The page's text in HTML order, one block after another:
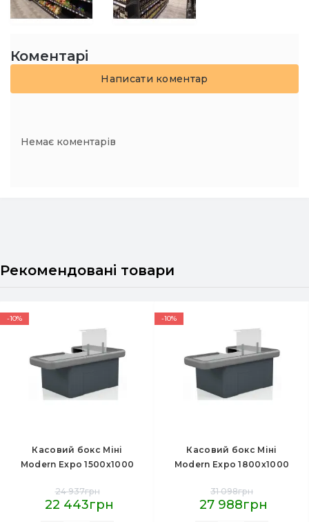
Коментарі
Написати коментар
Немає коментарів
Рекомендовані товари
-10%
Касовий бокс Міні
Modern Expo 1500х1000
накопичувачем,
антрацит, метал/
24 937грн
22 443грн
-10%
Касовий бокс Міні
Modern Expo 1800х1000
накопичувачем,
антрацит, метал/нерж.
31 098грн
27 988грн